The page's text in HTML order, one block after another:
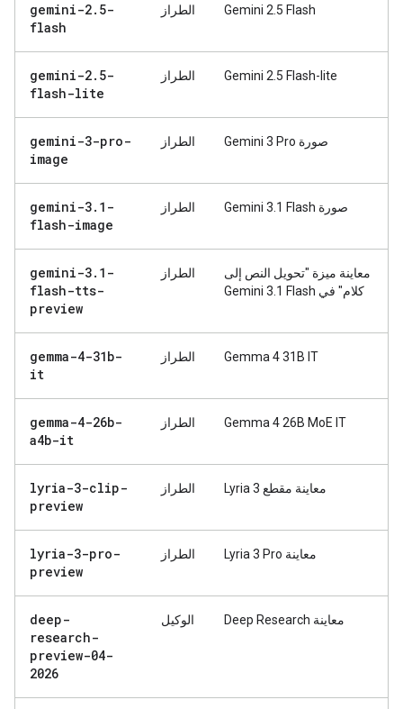
Gemini 2.5 Flash الطراز gemini-2. 5-
flash
Gemini 2.5 Flash-lite الطراز gemini-2. 5-
flash-lite
صورة Gemini 3 Pro الطراز
gemini-3-pro-
image
صورة Gemini 3.1 Flash الطراز gemini-3. 1-
flash-image
معاينة ميزة "تحويل النص إلى
كلام" في Gemini 3.1 Flash
الطراز gemini-3. 1-
flash-tts-
preview
Gemma 4 31B IT الطراز
gemma-4-31b-
it
Gemma 4 26B MoE IT الطراز
gemma-4-26b-
a4b-it
معاينة مقطع Lyria 3 الطراز
lyria-3-clip-
preview
معاينة Lyria 3 Pro الطراز
lyria-3-pro-
preview
معاينة Deep Research الوكيل
deep-
research-
preview-04-
2026